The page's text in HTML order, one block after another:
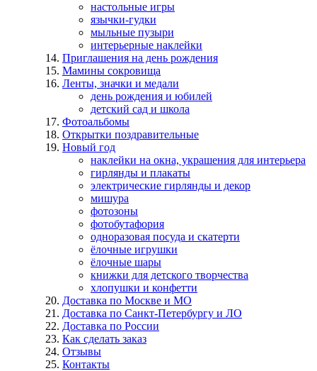
настольные игры
язычки-гудки
мыльные пузыри
интерьерные наклейки
Приглашения на день рождения
Мамины сокровища
Ленты, значки и медали
день рождения и юбилей
детский сад и школа
Фотоальбомы
Открытки поздравительные
Новый год
наклейки на окна, украшения для интерьера
гирлянды и плакаты
электрические гирлянды и декор
мишура
фотозоны
фотобутафория
одноразовая посуда и скатерти
ёлочные игрушки
ёлочные шары
книжки для детского творчества
хлопушки и конфетти
Доставка по Москве и МО
Доставка по Санкт-Петербургу и ЛО
Доставка по России
Как сделать заказ
Отзывы
Контакты